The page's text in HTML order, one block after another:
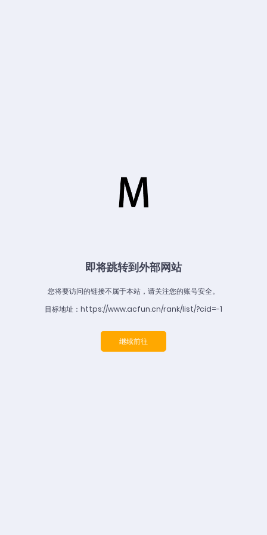
即将跳转到外部网站
您将要访问的链接不属于本站，请关注您的账号安全。
目标地址：https://www.acfun.cn/rank/list/?cid=-1
继续前往